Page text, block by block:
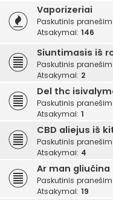
Vaporizeriai
Paskutinis
Atsakymai: 146
Siuntimasis iš
Paskutinis
Atsakymai: 2
Del thc
Paskutinis
Atsakymai: 1
CBD aliejus iš
Paskutinis
Atsakymai: 4
Ar man
Paskutinis
Atsakymai: 19